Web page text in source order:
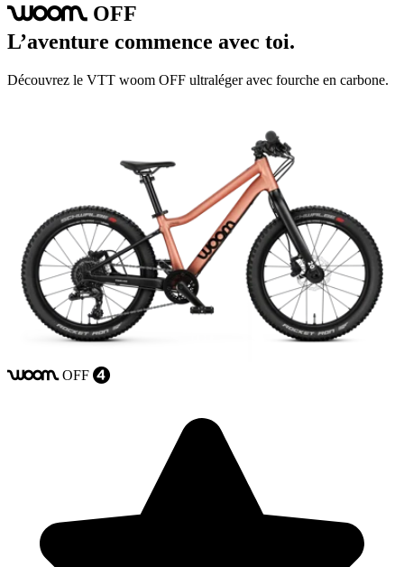
woom OFF
L’aventure commence avec toi.
Découvrez le VTT woom OFF ultraléger avec fourche en carbone.
woom OFF 4